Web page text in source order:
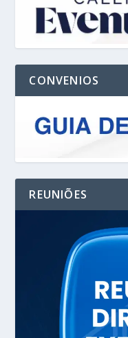
CONVENIOS
REUNIÕES